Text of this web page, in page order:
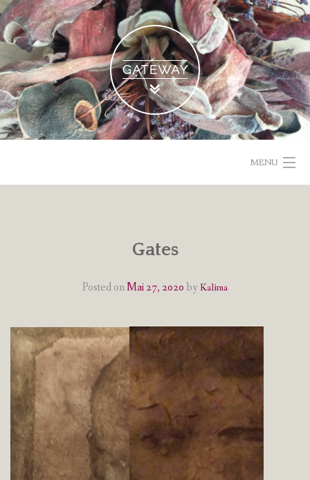
Skip
to
content
MENU
IMPRESSUM & DATENSCHUTZ
Gates
Posted onMai 27, 2020 by Kalima